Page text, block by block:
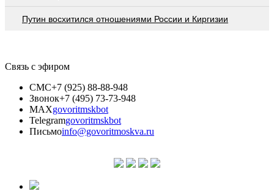
Путин восхитился отношениями России и Киргизии
Связь с эфиром
СМС+7 (925) 88-88-948
Звонок+7 (495) 73-73-948
MAXgovoritmskbot
Telegramgovoritmskbot
Письмоinfo@govoritmoskva.ru